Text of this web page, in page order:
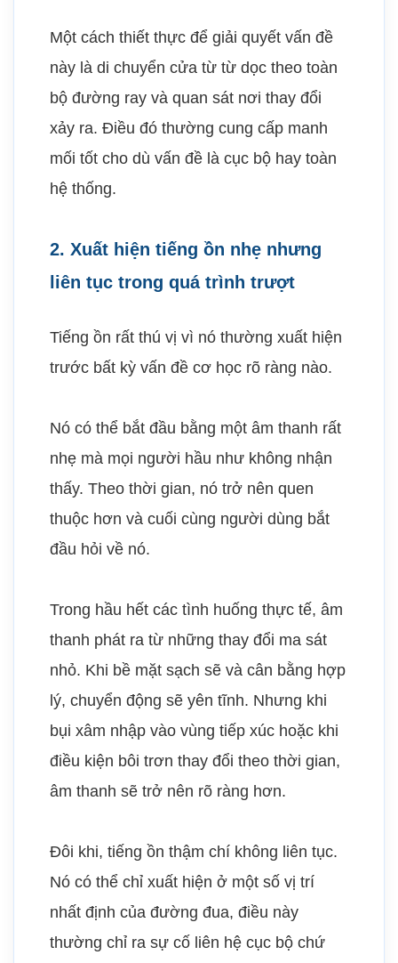
Một cách thiết thực để giải quyết vấn đề
này là di chuyển cửa từ từ dọc theo toàn
bộ đường ray và quan sát nơi thay đổi
xảy ra. Điều đó thường cung cấp manh
mối tốt cho dù vấn đề là cục bộ hay toàn
hệ thống.
2. Xuất hiện tiếng ồn nhẹ nhưng
liên tục trong quá trình trượt
Tiếng ồn rất thú vị vì nó thường xuất hiện
trước bất kỳ vấn đề cơ học rõ ràng nào.
Nó có thể bắt đầu bằng một âm thanh rất
nhẹ mà mọi người hầu như không nhận
thấy. Theo thời gian, nó trở nên quen
thuộc hơn và cuối cùng người dùng bắt
đầu hỏi về nó.
Trong hầu hết các tình huống thực tế, âm
thanh phát ra từ những thay đổi ma sát
nhỏ. Khi bề mặt sạch sẽ và cân bằng hợp
lý, chuyển động sẽ yên tĩnh. Nhưng khi
bụi xâm nhập vào vùng tiếp xúc hoặc khi
điều kiện bôi trơn thay đổi theo thời gian,
âm thanh sẽ trở nên rõ ràng hơn.
Đôi khi, tiếng ồn thậm chí không liên tục.
Nó có thể chỉ xuất hiện ở một số vị trí
nhất định của đường đua, điều này
thường chỉ ra sự cố liên hệ cục bộ chứ